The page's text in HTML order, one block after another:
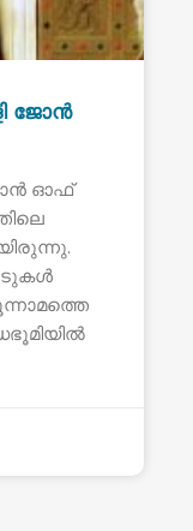
ജോൻ
ഓഫ്